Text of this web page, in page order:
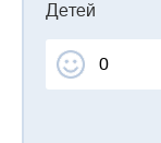
Детей